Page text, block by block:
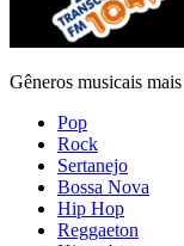
Gêneros musicais
Pop
Rock
Sertanejo
Bossa Nova
Hip Hop
Reggaeton